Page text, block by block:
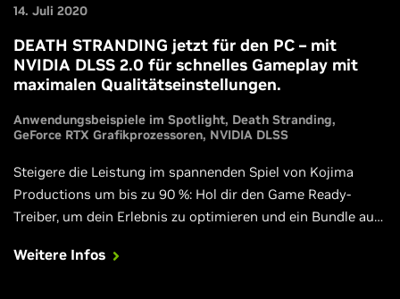
14. Juli 2020
DEATH STRANDING jetzt für den PC – mit
NVIDIA DLSS 2.0 für schnelles Gameplay mit
maximalen Qualitätseinstellungen.
Anwendungsbeispiele im Spotlight Death Stranding
GeForce RTX Grafikprozessoren NVIDIA DLSS
Steigere die Leistung im spannenden Spiel von Kojima
Productions um bis zu 90 %: Hol dir den Game Ready-
Treiber, um dein Erlebnis zu optimieren und ein Bundle aus
Desktops und Notebooks.
Weitere Infos